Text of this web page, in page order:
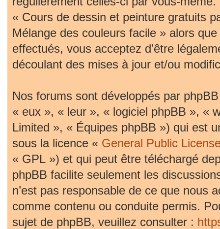
« Cours de dessin et peinture gratuits
Mélange des couleurs facile » alors
effectués, vous acceptez d’être
découlant des mises à jour et/ou
Nos forums sont développés par
« eux », « leur », « logiciel phpBB », «
Limited », « Équipes phpBB ») qui est
sous la licence « General Public
« GPL ») et qui peut être téléchargé
phpBB facilite seulement les
n’est pas responsable de ce que nous
comme contenu ou conduite permis.
sujet de phpBB, veuillez consulter :